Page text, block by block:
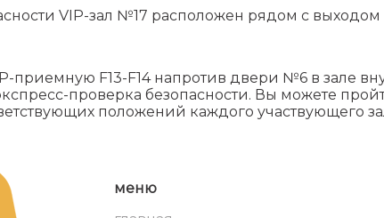
VIP-зал №17 расположен рядом с выходом
приемную F13-F14 напротив двери №6 в зале
проверка безопасности. Вы можете
положений каждого участвующего
меню